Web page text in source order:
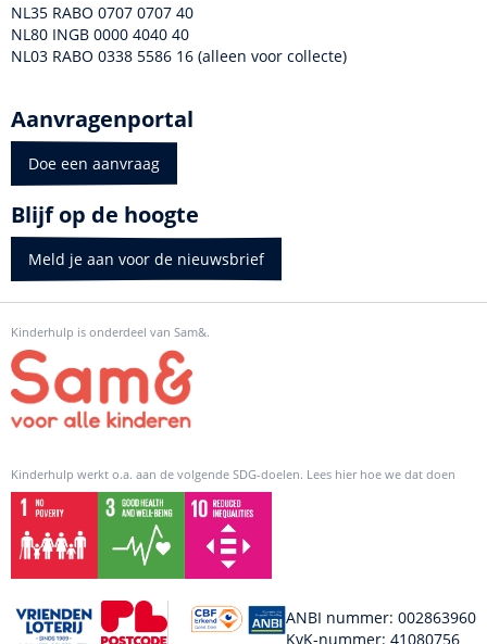
NL35 RABO 0707 0707 40
NL80 INGB 0000 4040 40
NL03 RABO 0338 5586 16 (alleen voor collecte)
Aanvragenportal
Doe een aanvraag
Blijf op de hoogte
Meld je aan voor de nieuwsbrief
Kinderhulp is onderdeel van Sam&.
Kinderhulp werkt o.a. aan de volgende SDG-doelen. Lees hier hoe we dat doen
ANBI nummer: 002863960
KvK-nummer: 41080756